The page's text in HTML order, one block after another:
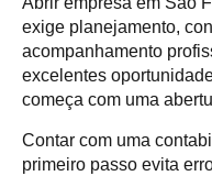
exige planejamento,
acompanhamento
excelentes
começa com uma
Contar com uma
primeiro passo evita